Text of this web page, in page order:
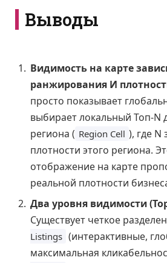
Выводы
Видимость на карте
ранжирования И
просто показывает
выбирает локальный Топ-N
региона ( Region Cell ), где N
плотности этого региона.
отображение на карте
реальной плотности
Два уровня видимости
Существует четкое
Listings (интерактивные,
максимальная